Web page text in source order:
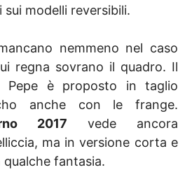
modelli reversibili.
nemmeno nel caso
regna sovrano il quadro. Il
Pepe è proposto in taglio
anche con le frange.
2017 vede ancora
ma in versione corta e
fantasia.